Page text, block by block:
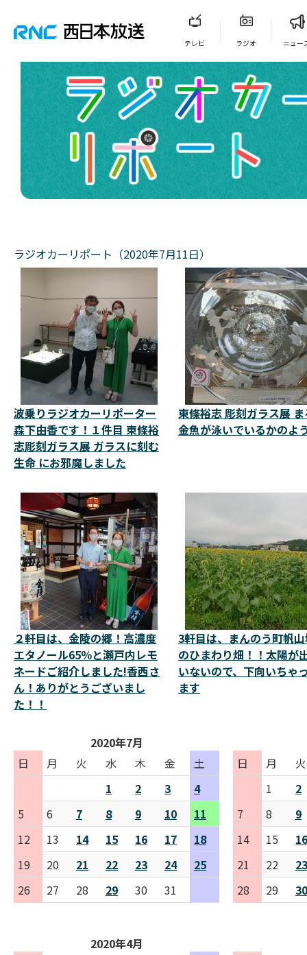
テレビ ラジオ ニュー
ラジオカーリポート（2020年7月11日）
波乗りラジオカーリポーター
森下由香です！１件目 東條裕
志彫刻ガラス展 ガラスに刻む
生命 にお邪魔しました
東條裕志 彫刻ガラス展
金魚が泳いでいるかのよ
２軒目は、金陵の郷！高濃度
エタノール65％と瀬戸内レモ
ネードご紹介しました!香西さ
ん！ありがとうございまし
た！！
3軒目は、まんのう町帆
のひまわり畑！！太陽が
いないので、下向いちゃ
ます
2020年7月
日
月 火 水 木 金
土
1
2 3
4
5
6 7 8 9 10
11
12
13 14 15 16 17
18
19
20 21 22 23 24
25
26
27 28 29 30 31
日 月
火
1
2
7
8
9
14
15
16
21
22
23
28
29 30
2020年4月